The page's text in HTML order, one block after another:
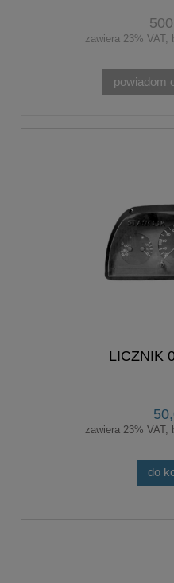
zawiera 23% VAT,
powiadom
LICZNIK
zawiera 23% VAT,
do